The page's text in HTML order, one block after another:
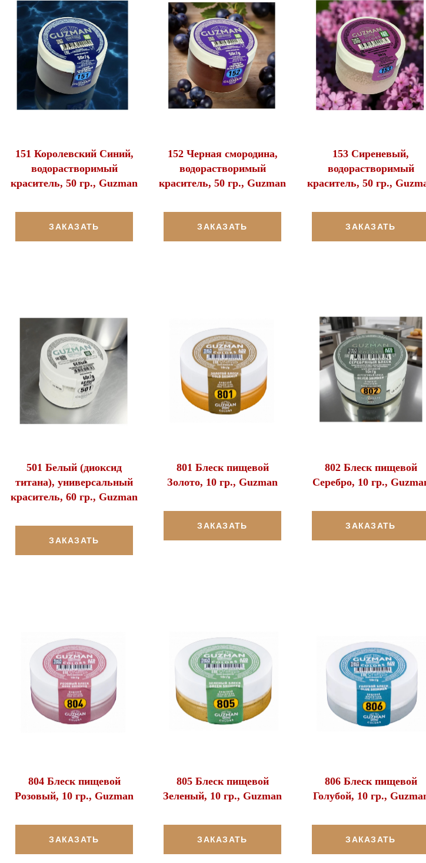
151 Королевский Синий,
водорастворимый
краситель, 50 гр., Guzman
ЗАКАЗАТЬ
152 Черная смородина,
водорастворимый
краситель, 50 гр., Guzman
ЗАКАЗАТЬ
153 Сиреневый,
водорастворимый
краситель, 50 гр.,
ЗАКАЗАТЬ
501 Белый (диоксид
титана), универсальный
краситель, 60 гр., Guzman
ЗАКАЗАТЬ
801 Блеск пищевой
Золото, 10 гр., Guzman
ЗАКАЗАТЬ
802 Блеск пищевой
Серебро, 10 гр.,
ЗАКАЗАТЬ
804 Блеск пищевой
Розовый, 10 гр., Guzman
ЗАКАЗАТЬ
805 Блеск пищевой
Зеленый, 10 гр., Guzman
ЗАКАЗАТЬ
806 Блеск пищевой
Голубой, 10 гр.,
ЗАКАЗАТЬ